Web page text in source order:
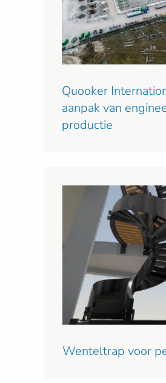
Quooker
aanpak van
productie
Wenteltrap voor